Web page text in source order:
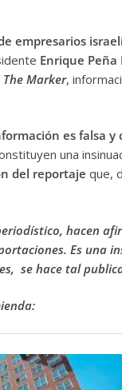
empresarios
Enrique
The Marker,
es falsa
una
del reportaje que,
hacen
Es una
se hace tal